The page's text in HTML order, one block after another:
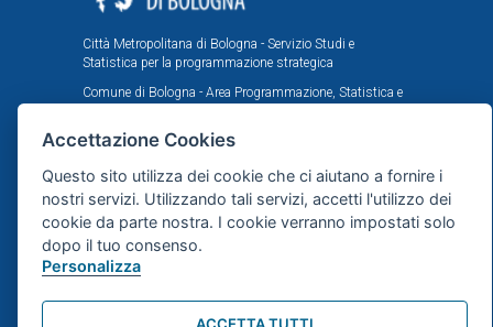
Città Metropolitana di Bologna - Servizio Studi e
Statistica per la programmazione strategica
Comune di Bologna - Area Programmazione, Statistica e
di Statistica
nell'ambito dell'accordo istituzionale fra Città
Metropolitana e Comune di Bologna in tema di statistica
e ricerche demografiche, sociali ed economiche.
Mappa del sito
Accettazione Cookies
Questo sito utilizza dei cookie che ci aiutano a fornire i
nostri servizi. Utilizzando tali servizi, accetti l'utilizzo dei
cookie da parte nostra. I cookie verranno impostati solo
dopo il tuo consenso.
Personalizza